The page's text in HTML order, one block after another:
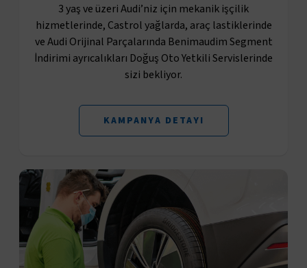
3 yaş ve üzeri Audi’niz için mekanik işçilik
hizmetlerinde, Castrol yağlarda, araç lastiklerinde
ve Audi Orijinal Parçalarında Benimaudim Segment
İndirimi ayrıcalıkları Doğuş Oto Yetkili Servislerinde
sizi bekliyor.
KAMPANYA DETAYI